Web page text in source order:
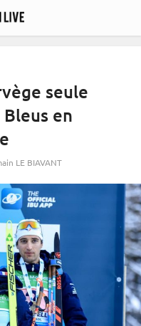
seule
en
LE BIAVANT